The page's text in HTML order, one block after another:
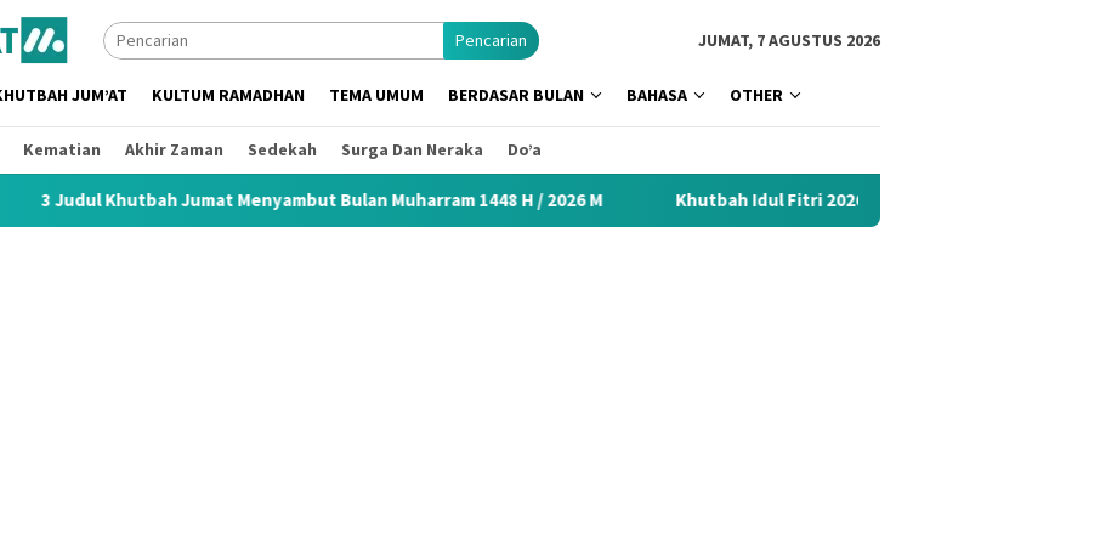
Pencarian JUMAT, 7 AGUSTUS 2026
JUM’AT KULTUM RAMADHAN TEMA UMUM BERDASAR BULAN BAHASA OTHER
Kematian Akhir Zaman Sedekah Surga Dan Neraka Do’a
Jumat Menyambut Bulan Muharram 1448 H / 2026 M Khutbah Idul Fitri 2026 Menyentuh Hati: Kumpulan Materi Terbaik 1447